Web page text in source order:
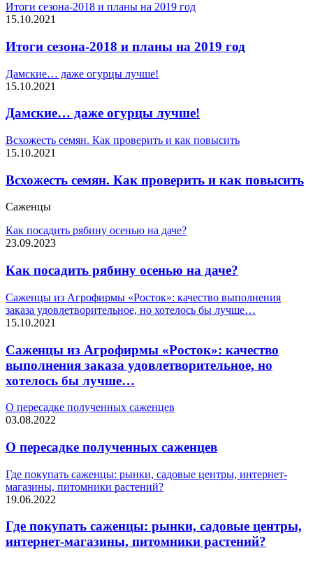
Итоги сезона-2018 и планы на 2019 год
15.10.2021
Итоги сезона-2018 и планы на 2019 год
Дамские… даже огурцы лучше!
15.10.2021
Дамские… даже огурцы лучше!
Всхожесть семян. Как проверить и как повысить
15.10.2021
Всхожесть семян. Как проверить и как повысить
Саженцы
Как посадить рябину осенью на даче?
23.09.2023
Как посадить рябину осенью на даче?
Саженцы из Агрофирмы «Росток»: качество выполнения
заказа удовлетворительное, но хотелось бы лучше…
15.10.2021
Саженцы из Агрофирмы «Росток»: качество
выполнения заказа удовлетворительное, но
хотелось бы лучше…
О пересадке полученных саженцев
03.08.2022
О пересадке полученных саженцев
Где покупать саженцы: рынки, садовые центры, интернет-
магазины, питомники растений?
19.06.2022
Где покупать саженцы: рынки, садовые центры,
интернет-магазины, питомники растений?